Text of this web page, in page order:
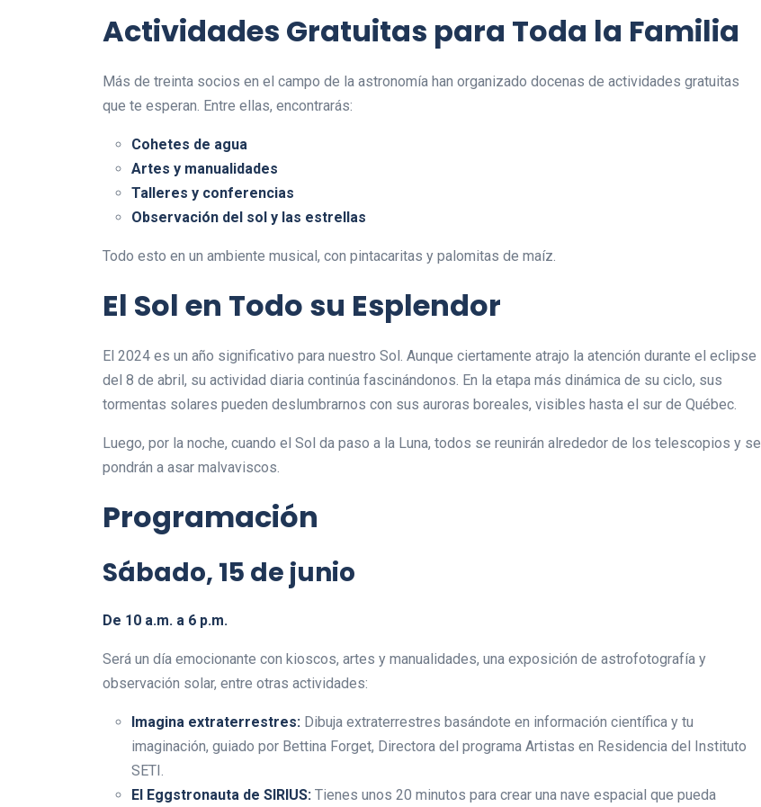
Actividades Gratuitas para Toda la Familia
Más de treinta socios en el campo de la astronomía han organizado docenas de actividades gratuitas
que te esperan. Entre ellas, encontrarás:
Cohetes de agua
Artes y manualidades
Talleres y conferencias
Observación del sol y las estrellas
Todo esto en un ambiente musical, con pintacaritas y palomitas de maíz.
El Sol en Todo su Esplendor
El 2024 es un año significativo para nuestro Sol. Aunque ciertamente atrajo la atención durante el eclipse
del 8 de abril, su actividad diaria continúa fascinándonos. En la etapa más dinámica de su ciclo, sus
tormentas solares pueden deslumbrarnos con sus auroras boreales, visibles hasta el sur de Québec.
Luego, por la noche, cuando el Sol da paso a la Luna, todos se reunirán alrededor de los telescopios y se
pondrán a asar malvaviscos.
Programación
Sábado, 15 de junio
De 10 a.m. a 6 p.m.
Será un día emocionante con kioscos, artes y manualidades, una exposición de astrofotografía y
observación solar, entre otras actividades:
Imagina extraterrestres: Dibuja extraterrestres basándote en información científica y tu
imaginación, guiado por Bettina Forget, Directora del programa Artistas en Residencia del Instituto
SETI.
El Eggstronauta de SIRIUS: Tienes unos 20 minutos para crear una nave espacial que pueda